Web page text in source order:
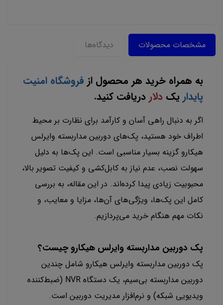
مشخصات محصولات دیدگاه‌ها
به همراه خرید هر محصول از فروشگاه امنیت
پایدار یک دلار دریافت کنید.
اگر به دنبال راهی آسان و کارآمد برای نظارت بر محیط
اطراف خود هستید، پک‌های دوربین مداربسته وایرلس
هیکارو گزینه بسیار مناسبی است. این پک‌ها به دلیل
سهولت نصب، عدم نیاز به کابل‌کشی و کیفیت تصویر بالا،
محبوبیت زیادی پیدا کرده‌اند. در این مقاله، به بررسی
کامل این پک‌ها، ویژگی‌های آن‌ها، مزایا و معایب، و
نکات مهم هنگام خرید می‌پردازیم.
پک دوربین مداربسته وایرلس هیکارو چیست؟
پک دوربین مداربسته وایرلس هیکارو شامل چندین
دوربین مداربسته بی‌سیم، یک دستگاه NVR (ضبط‌کننده
ویدیویی شبکه) و نرم‌افزار مدیریت دوربین است.